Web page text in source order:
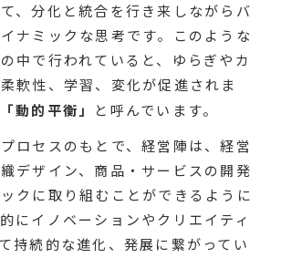
、分化と統合を行き来しながらバ
ナミックな思考です。このような
中で行われていると、ゆらぎやカ
軟性、学習、変化が促進されま
「動的平衡」
と呼んでいます。
ロセスのもとで、経営陣は、経営
デザイン、商品・サービスの開発
クに取り組むことができるように
にイノベーションやクリエイティ
持続的な進化、発展に繋がってい